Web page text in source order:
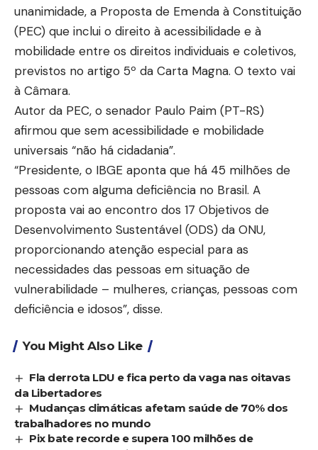
unanimidade, a Proposta de Emenda à Constituição
(PEC) que inclui o direito à acessibilidade e à
mobilidade entre os direitos individuais e coletivos,
previstos no artigo 5º da Carta Magna. O texto vai
à Câmara.
Autor da PEC, o senador Paulo Paim (PT-RS)
afirmou que sem acessibilidade e mobilidade
universais “não há cidadania”.
“Presidente, o IBGE aponta que há 45 milhões de
pessoas com alguma deficiência no Brasil. A
proposta vai ao encontro dos 17 Objetivos de
Desenvolvimento Sustentável (ODS) da ONU,
proporcionando atenção especial para as
necessidades das pessoas em situação de
vulnerabilidade – mulheres, crianças, pessoas com
deficiência e idosos”, disse.
You Might Also Like
Fla derrota LDU e fica perto da vaga nas oitavas
da Libertadores
Mudanças climáticas afetam saúde de 70% dos
trabalhadores no mundo
Pix bate recorde e supera 100 milhões de